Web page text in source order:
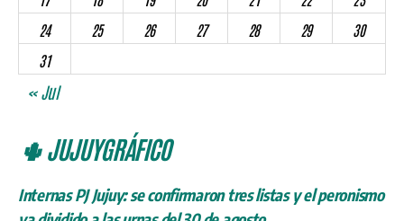
24
25 26 27 28 29
30
31
« Jul
🌵 JUJUYGRÁFICO
Internas PJ Jujuy: se confirmaron tres listas y el peronismo